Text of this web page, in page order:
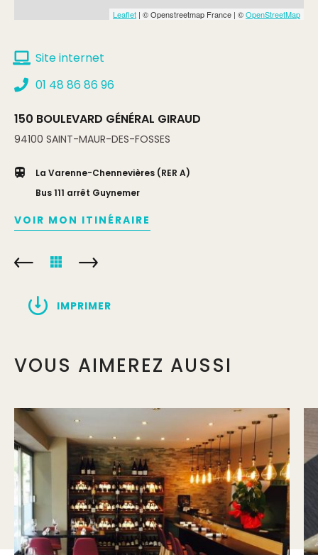
Leaflet | © Openstreetmap France | ©OpenStreetMap
Site internet
01 48 86 86 96
150 BOULEVARD GÉNÉRAL GIRAUD
94100 SAINT-MAUR-DES-FOSSES
La Varenne-Chennevières (RER A)
Bus 111 arrêt Guynemer
VOIR MON ITINÉRAIRE
IMPRIMER
VOUS AIMEREZ AUSSI